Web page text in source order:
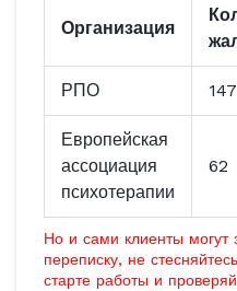
Организация
РПО 147
Европейская
ассоциация
психотерапии
62
Но и сами клиенты могут
переписку, не
старте работы и